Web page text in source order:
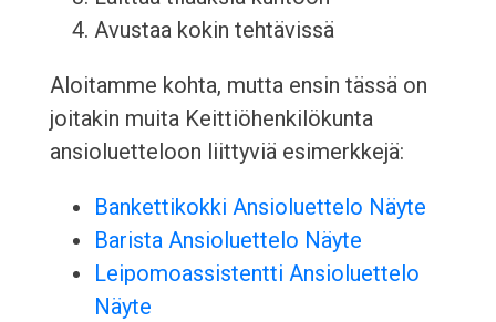
Avustaa kokin tehtävissä
Aloitamme kohta, mutta ensin tässä on
joitakin muita Keittiöhenkilökunta
ansioluetteloon liittyviä esimerkkejä:
Bankettikokki Ansioluettelo Näyte
Barista Ansioluettelo Näyte
Leipomoassistentti Ansioluettelo
Näyte